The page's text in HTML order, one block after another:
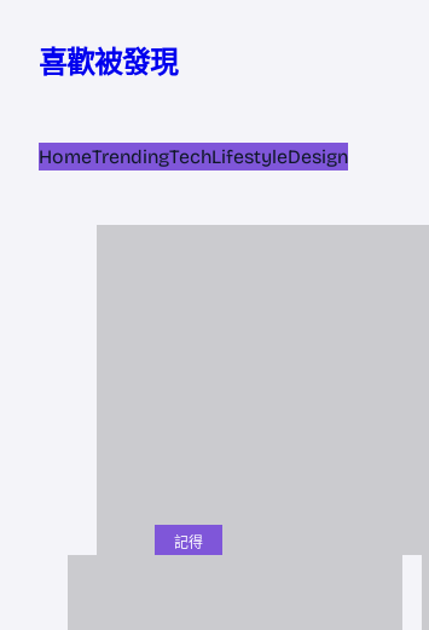
喜歡被發現
HomeTrendingTechLifestyleDesign
記得